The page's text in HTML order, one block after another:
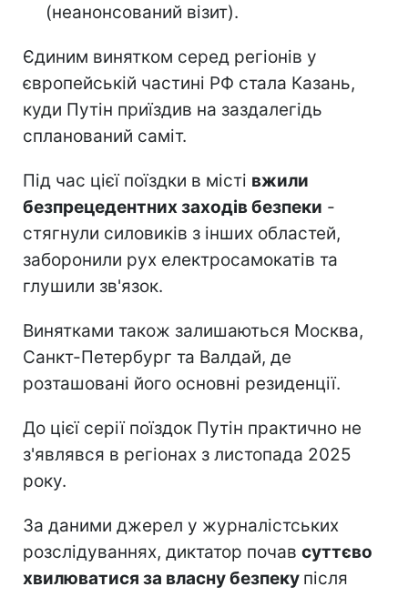
(неанонсований візит).
Єдиним винятком серед регіонів у
європейській частині РФ стала Казань,
куди Путін приїздив на заздалегідь
спланований саміт.
Під час цієї поїздки в місті вжили
безпрецедентних заходів безпеки -
стягнули силовиків з інших областей,
заборонили рух електросамокатів та
глушили зв'язок.
Винятками також залишаються Москва,
Санкт-Петербург та Валдай, де
розташовані його основні резиденції.
До цієї серії поїздок Путін практично не
з'являвся в регіонах з листопада 2025
року.
За даними джерел у журналістських
розслідуваннях, диктатор почав суттєво
хвилюватися за власну безпеку після